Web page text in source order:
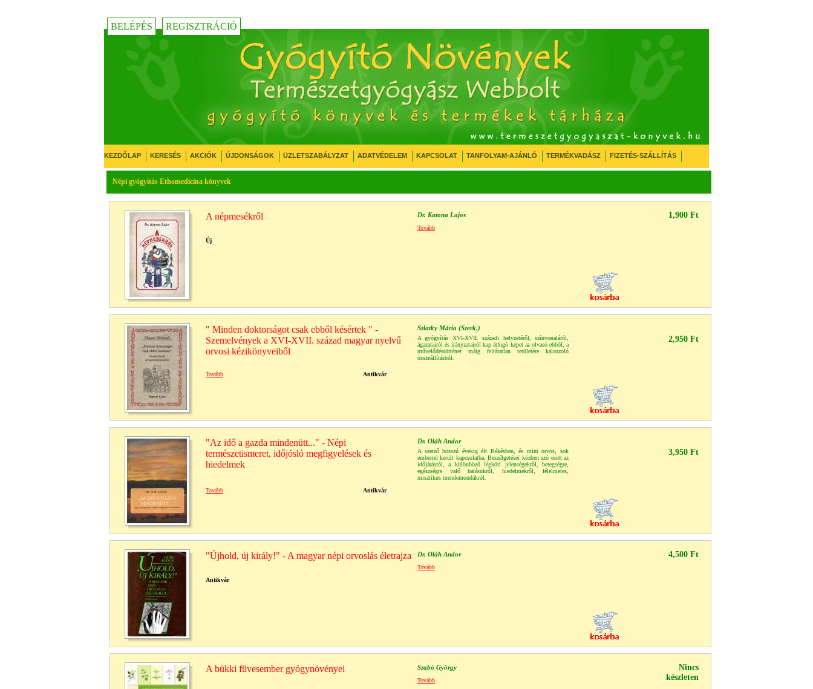
BELÉPÉS REGISZTRÁCIÓ
KEZDŐLAP KERESÉS AKCIÓK ÚJDONSÁGOK ÜZLETSZABÁLYZAT ADATVÉDELEM KAPCSOLAT TANFOLYAM-AJÁNLÓ TERMÉKVADÁSZ FIZETÉS-SZÁLLÍTÁS
Népi gyógyítás Ethomedicina könyvek
A népmesékről Dr. Katona Lajos 1,900 Ft
Tovább
Új
" Minden doktorságot csak ebből késértek " -
Szemelvények a XVI-XVII. század magyar nyelvű
orvosi kézikönyveiből
Szlatky Mária (Szerk.)
A gyógyítás XVI-XVII. századi helyzetéről, színvonaláról,
ágazatairól és irányzatairól kap átfogó képet az olvasó ebből, a
művelődéstörténet máig feltáratlan területére kalauzoló
összeállításból.
2,950 Ft
Tovább Antikvár
"Az idő a gazda mindenütt..." - Népi
természetismeret, időjósló megfigyelések és
hiedelmek
Dr. Oláh Andor
A szerző hosszú évekig élt Békésben, és mint orvos, sok
emberrel került kapcsolatba. Beszélgetései közben szó esett az
időjárásról, a különböző légköri jelenségekről, betegségre,
egészségre való hatásukról, hiedelmekről, félelmetes,
misztikus mendemondákról.
3,950 Ft
Tovább Antikvár
"Újhold, új király!" - A magyar népi orvoslás életrajza Dr. Oláh Andor 4,500 Ft
Tovább
Antikvár
A bükki füvesember gyógynövényei Szabó György
Nincs
készleten
Tovább